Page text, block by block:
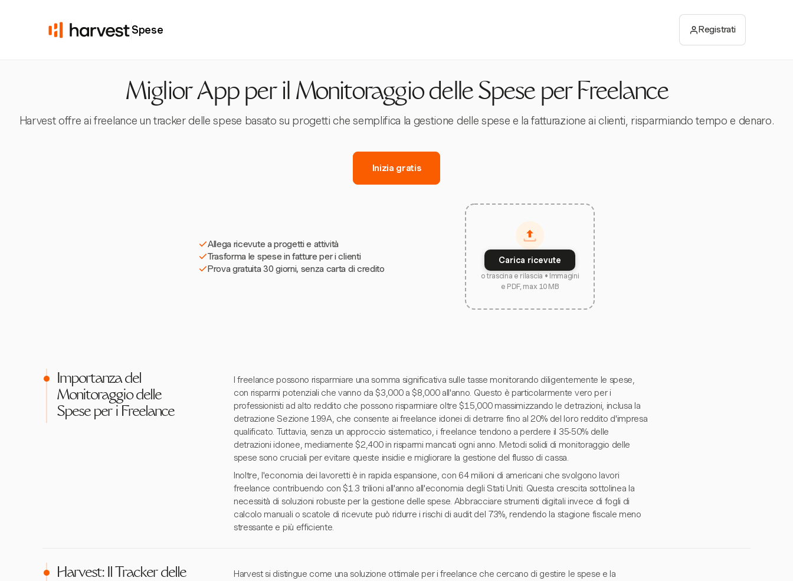
Spese Registrati
Miglior App per il Monitoraggio delle Spese per Freelance
Harvest offre ai freelance un tracker delle spese basato su progetti che semplifica la gestione delle spese e la fatturazione ai clienti, risparmiando tempo e denaro.
Inizia gratis
Allega ricevute a progetti e attività
Trasforma le spese in fatture per i clienti
Prova gratuita 30 giorni, senza carta di credito
Carica ricevute
o trascina e rilascia • Immagini
e PDF, max 10 MB
Importanza del
Monitoraggio delle
Spese per i Freelance
I freelance possono risparmiare una somma significativa sulle tasse monitorando diligentemente le spese,
con risparmi potenziali che vanno da $3,000 a $8,000 all'anno. Questo è particolarmente vero per i
professionisti ad alto reddito che possono risparmiare oltre $15,000 massimizzando le detrazioni, inclusa la
detrazione Sezione 199A, che consente ai freelance idonei di detrarre fino al 20% del loro reddito d'impresa
qualificato. Tuttavia, senza un approccio sistematico, i freelance tendono a perdere il 35-50% delle
detrazioni idonee, mediamente $2,400 in risparmi mancati ogni anno. Metodi solidi di monitoraggio delle
spese sono cruciali per evitare queste insidie e migliorare la gestione del flusso di cassa.
Inoltre, l'economia dei lavoretti è in rapida espansione, con 64 milioni di americani che svolgono lavori
freelance contribuendo con $1.3 trilioni all'anno all'economia degli Stati Uniti. Questa crescita sottolinea la
necessità di soluzioni robuste per la gestione delle spese. Abbracciare strumenti digitali invece di fogli di
calcolo manuali o scatole di ricevute può ridurre i rischi di audit del 73%, rendendo la stagione fiscale meno
stressante e più efficiente.
Harvest: Il Tracker delle
Harvest si distingue come una soluzione ottimale per i freelance che cercano di gestire le spese e la